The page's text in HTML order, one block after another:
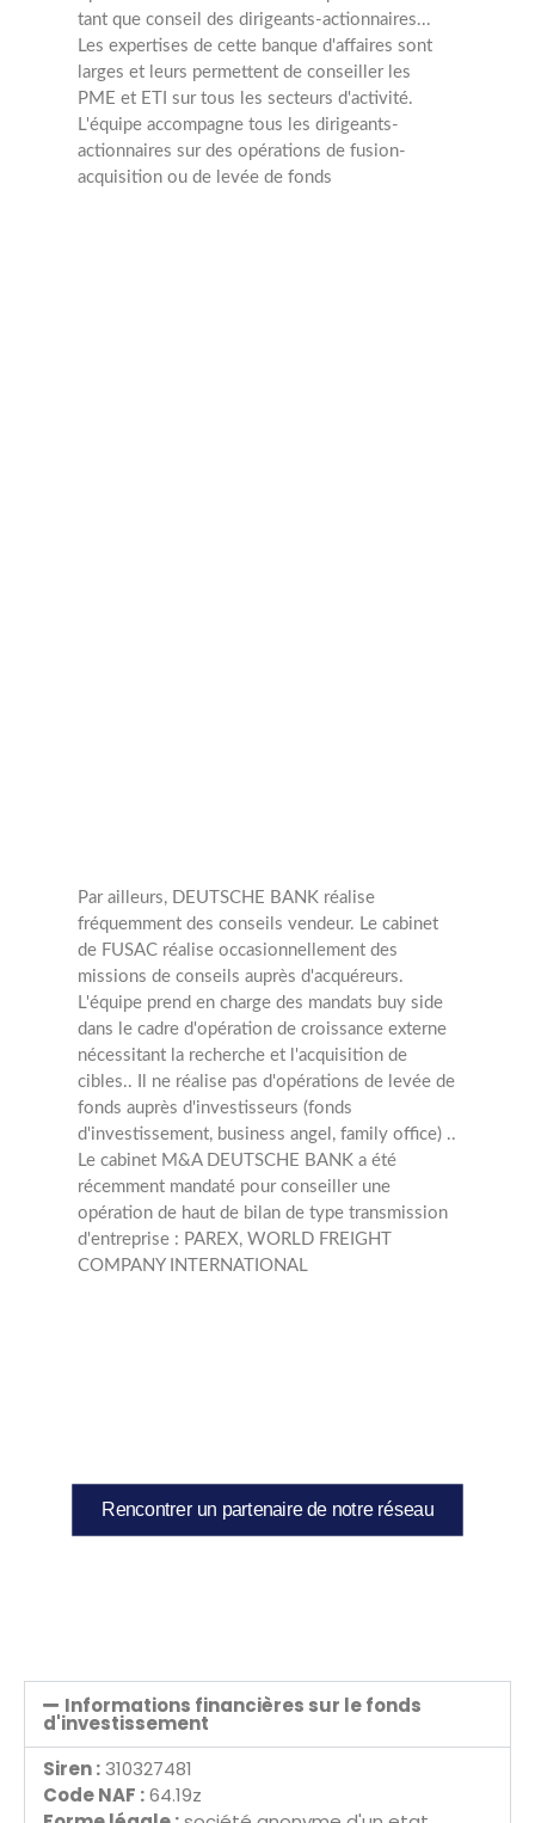
tant que conseil des dirigeants-actionnaires...
Les expertises de cette banque d'affaires sont
larges et leurs permettent de conseiller les
PME et ETI sur tous les secteurs d'activité.
L'équipe accompagne tous les dirigeants-
actionnaires sur des opérations de fusion-
acquisition ou de levée de fonds
Par ailleurs, DEUTSCHE BANK réalise
fréquemment des conseils vendeur. Le cabinet
de FUSAC réalise occasionnellement des
missions de conseils auprès d'acquéreurs.
L'équipe prend en charge des mandats buy side
dans le cadre d'opération de croissance externe
nécessitant la recherche et l'acquisition de
cibles..
Il ne réalise pas d'opérations de levée de
fonds auprès d'investisseurs (fonds
d'investissement, business angel, family office) ..
Le cabinet M&A DEUTSCHE BANK a été
récemment mandaté pour conseiller une
opération de haut de bilan de type transmission
d'entreprise : PAREX, WORLD FREIGHT
COMPANY INTERNATIONAL
Rencontrer un partenaire de notre réseau
Informations financières sur le fonds
d'investissement
Siren : 310327481
Code NAF :64.19z